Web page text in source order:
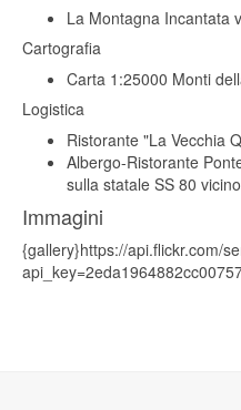
La Montagna Incantata
Cartografia
Carta 1:25000 Monti
Logistica
Ristorante "La Vecchia
Albergo-Ristorante
sulla statale SS 80
Immagini
{gallery}https://api.flickr.com/